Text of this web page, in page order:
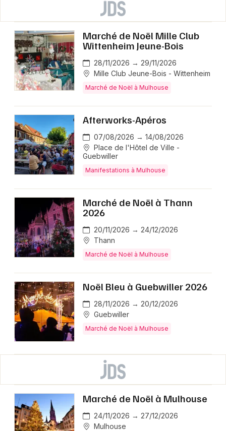
Marché de Noël Mille Club
Wittenheim Jeune-Bois
28/11/2026 → 29/11/2026
Mille Club Jeune-Bois - Wittenheim
Marché de Noël à Mulhouse
Afterworks-Apéros
07/08/2026 → 14/08/2026
Place de l'Hôtel de Ville -
Guebwiller
Manifestations à Mulhouse
Marché de Noël à Thann
2026
20/11/2026 → 24/12/2026
Thann
Marché de Noël à Mulhouse
Noël Bleu à Guebwiller 2026
28/11/2026 → 20/12/2026
Guebwiller
Marché de Noël à Mulhouse
Marché de Noël à Mulhouse
24/11/2026 → 27/12/2026
Mulhouse